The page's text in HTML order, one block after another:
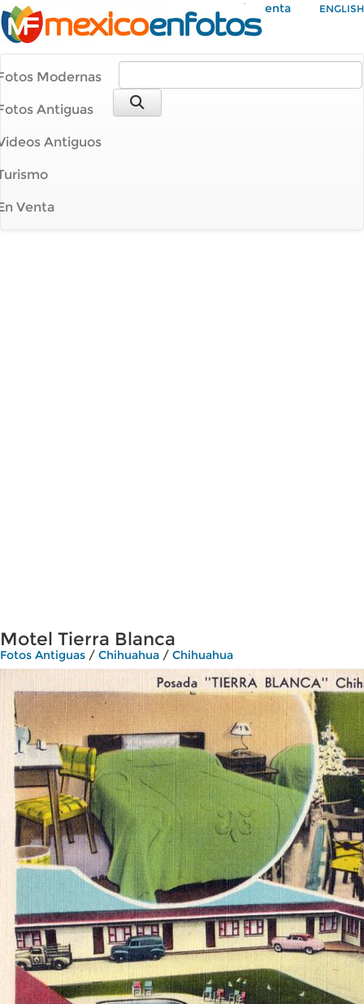
Mi Cuenta ENGLISH
Modernas
Antiguas
Antiguos
Venta
Motel Tierra Blanca
Fotos Antiguas / Chihuahua / Chihuahua